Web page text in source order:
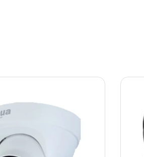
უზრუნველყოფს მკაფიო,
ან შემოსასვლელი
კორპუსი საიმედოდ არის